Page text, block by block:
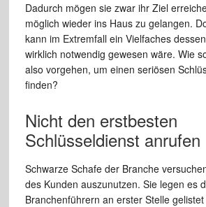
Dadurch mögen sie zwar ihr Ziel
möglich wieder ins Haus zu gelangen.
kann im Extremfall ein Vielfaches
wirklich notwendig gewesen wäre. Wie
also vorgehen, um einen seriösen
finden?
Nicht den erstbesten
Schlüsseldienst anrufen
Schwarze Schafe der Branche
des Kunden auszunutzen. Sie legen es
Branchenführern an erster Stelle